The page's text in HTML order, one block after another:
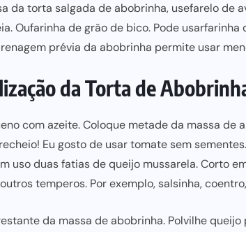
da torta salgada de abobrinha, usefarelo de
a. Oufarinha de grão de bico. Pode usarfarinha
prévia da abobrinha permite usar
da Torta de
com azeite. Coloque metade da massa de
Eu gosto de usar tomate sem sementes
uso duas fatias de queijo mussarela. Corto
outros temperos. Por exemplo, salsinha,
da massa de abobrinha. Polvilhe